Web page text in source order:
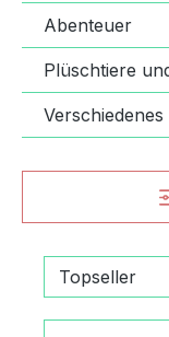
Abenteuer
Plüschtiere
Verschiedenes